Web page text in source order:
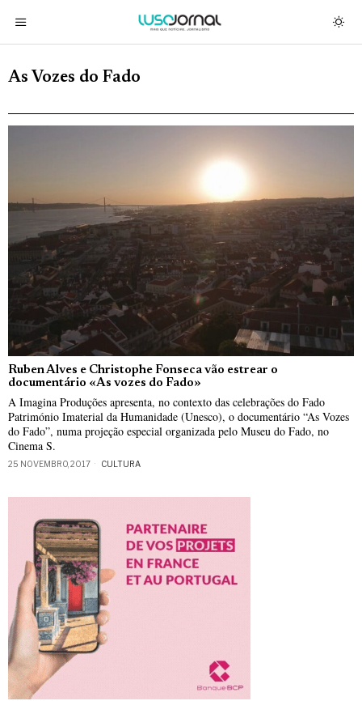
As Vozes do Fado
Ruben Alves e Christophe Fonseca vão estrear o
documentário «As vozes do Fado»
A Imagina Produções apresenta, no contexto das celebrações do Fado
Património Imaterial da Humanidade (Unesco), o documentário “As Vozes
do Fado”, numa projeção especial organizada pelo Museu do Fado, no
Cinema S.
25 NOVEMBRO, 2017 CULTURA